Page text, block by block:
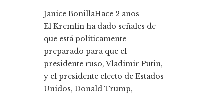
Janice BonillaHace 2 años
El Kremlin ha dado señales de
que está políticamente
preparado para que el
presidente ruso, Vladimir Putin,
y el presidente electo de Estados
Unidos, Donald Trump,